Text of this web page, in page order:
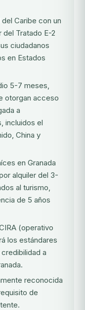
Caribe con un
Tratado E-2
ciudadanos
en Estados
5-7 meses,
otorgan acceso
a
incluidos el
China y
en Granada
alquiler del 3-
al turismo,
de 5 años
(operativo
los estándares
a
reconocida
de